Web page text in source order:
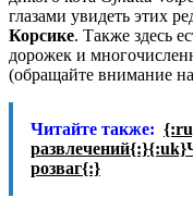
глазами увидеть этих
Корсике. Также здесь
дорожек и
(обращайте внимание
Читайте также:
розваг{:}